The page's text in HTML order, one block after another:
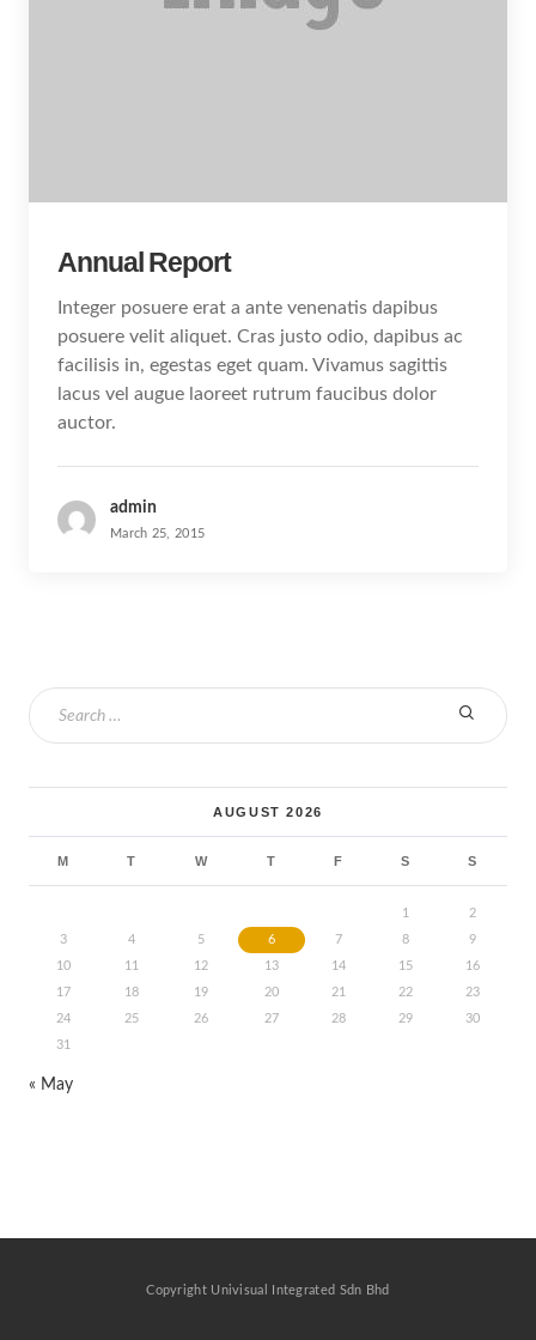
Annual Report
Integer posuere erat a ante venenatis dapibus
posuere velit aliquet. Cras justo odio, dapibus ac
facilisis in, egestas eget quam. Vivamus sagittis
lacus vel augue laoreet rutrum faucibus dolor
auctor.
admin
March 25, 2015
AUGUST 2026
M T W T F S S
1
2
3
4 5 6 7 8
9
10
11 12 13 14 15
16
17
18 19 20 21 22
23
24
25 26 27 28 29
30
31
« May
Copyright Univisual Integrated Sdn Bhd